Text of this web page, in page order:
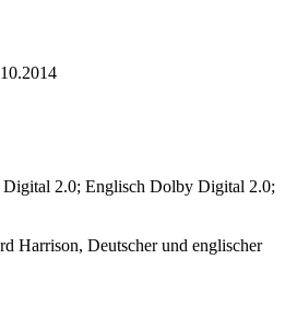
2.0; Englisch Dolby Digital 2.0;
Harrison, Deutscher und englischer